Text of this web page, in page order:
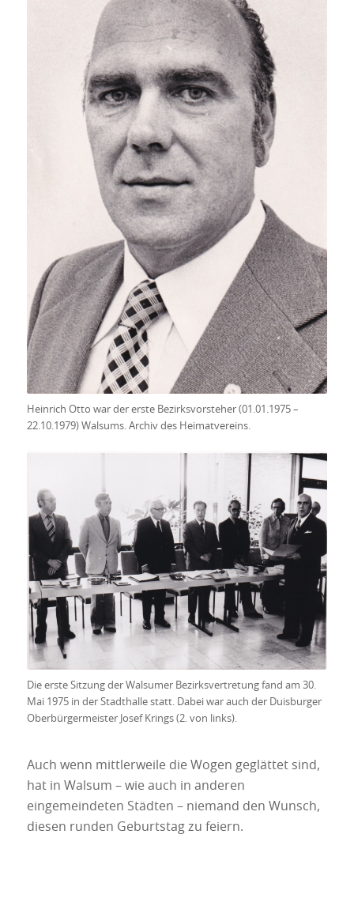
Heinrich Otto war der erste Bezirksvorsteher (01.01.1975 –
22.10.1979) Walsums. Archiv des Heimatvereins.
Die erste Sitzung der Walsumer Bezirksvertretung fand am 30.
Mai 1975 in der Stadthalle statt. Dabei war auch der Duisburger
Oberbürgermeister Josef Krings (2. von links).
Auch wenn mittlerweile die Wogen geglättet sind,
hat in Walsum – wie auch in anderen
eingemeindeten Städten – niemand den Wunsch,
diesen runden Geburtstag zu feiern.